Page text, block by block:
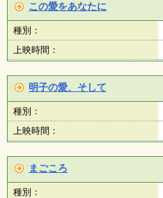
この愛をあなたに
種別：
上映時間：
明子の愛、そして
種別：
上映時間：
まごころ
種別：